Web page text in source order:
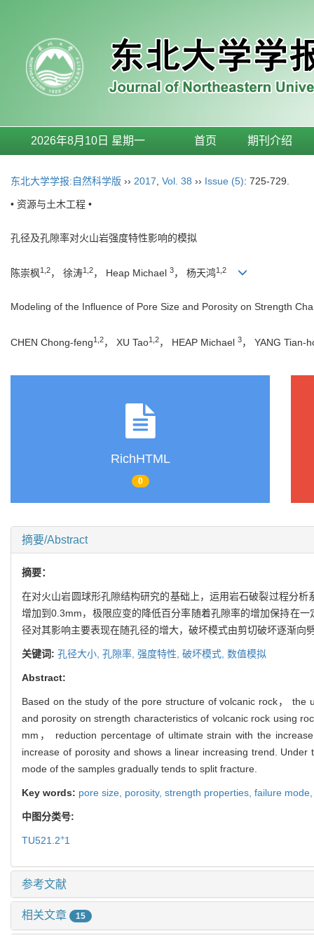
2026年8月10日 星期一 首页 期刊介绍
东北大学学报:自然科学版 ›› 2017 Vol. 38 ›› Issue (5): 725-729.
• 资源与土木工程 •
孔径及孔隙率对火山岩强度特性影响的模拟
陈崇枫1,2， 徐涛1,2， Heap Michael 3， 杨天鸿1,2
Modeling of the Influence of Pore Size and Porosity on Strength
CHEN Chong-feng1,2， XU Tao1,2， HEAP Michael 3， YANG Tian-
RichHTML
0
摘要/Abstract
摘要：
在对火山岩圆球形孔隙结构研究的基础上，运用岩石破裂过程分
增加到0.3mm，极限应变的降低百分率随着孔隙率的增加保持在
径对其影响主要表现在随孔径的增大，破坏模式由剪切破坏逐渐向
关键词: 孔径大小, 孔隙率, 强度特性, 破坏模式, 数值模拟
Abstract:
Based on the study of the pore structure of volcanic rock， the
and porosity on strength characteristics of volcanic rock using
mm， reduction percentage of ultimate strain with the
increase of porosity and shows a linear increasing trend.
mode of the samples gradually tends to split fracture.
Key words: pore size, porosity, strength properties, failure
中图分类号:
TU521.2+1
参考文献
相关文章 15